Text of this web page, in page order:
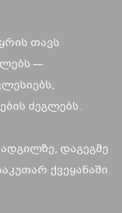
თავს
—
ძეგლებს.
დაგეგმე
ქვეყანაში.